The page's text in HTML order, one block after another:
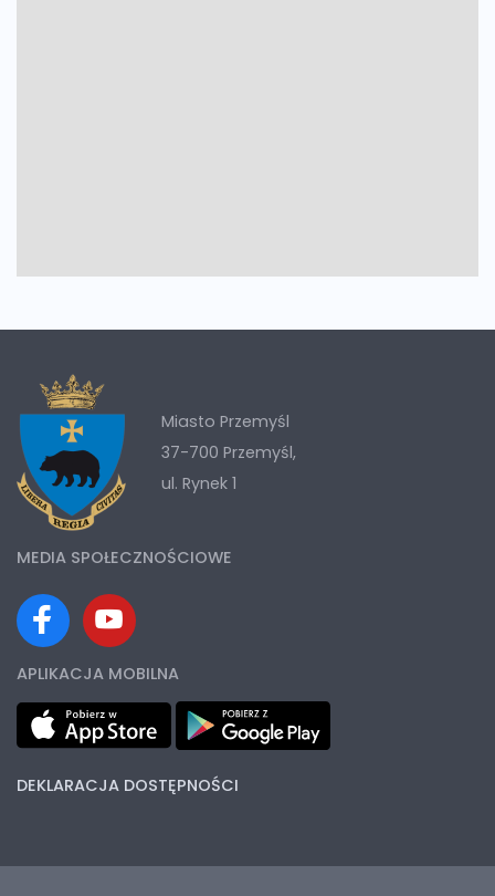
Miasto Przemyśl
37-700 Przemyśl,
ul. Rynek 1
MEDIA SPOŁECZNOŚCIOWE
APLIKACJA MOBILNA
DEKLARACJA DOSTĘPNOŚCI